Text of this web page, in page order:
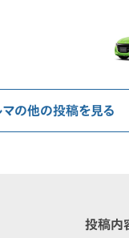
マの他の投稿を見る
投稿内